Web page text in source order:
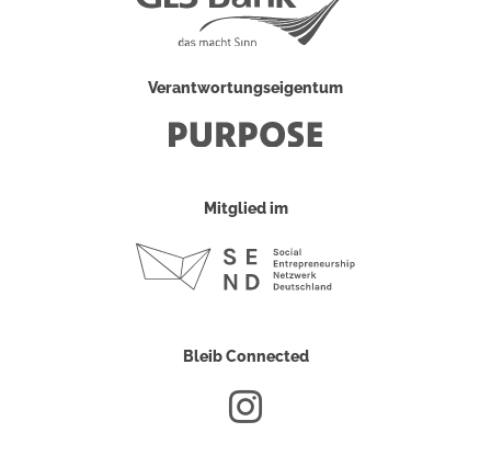
Verantwortungseigentum
Mitglied im
Bleib Connected